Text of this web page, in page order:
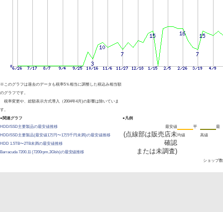
※このグラフは過去のデータも税率5％相当に調整した税込み相当額
のグラフです。
税率変更や、総額表示方式導入（2004年4月)の影響は除いていま
す。
●関連グラフ
HDD/SSD主要製品の最安値推移
HDD/SSD主要製品(最安値1万円〜1万5千円未満)の最安値推移
HDD 1.5TB〜2TB未満の最安値推移
Barracuda 7200.11 (7200rpm,3Gb/s)の最安値推移
●凡例
最安値
(点線部は販売店未
確認
または未調査)
平
均値
最
高値
ショップ数